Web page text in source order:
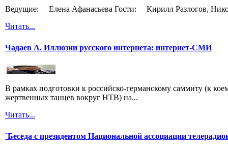
Ведущие: Елена Афанасьева Гости: Кирилл Разлогов,
Читать...
Чадаев А. Иллюзии русского интернета: интернет-СМИ
В рамках подготовки к российско-германскому саммиту (к
жертвенных танцев вокруг НТВ) на...
Читать...
`Беседа с президентом Национальной ассоциации